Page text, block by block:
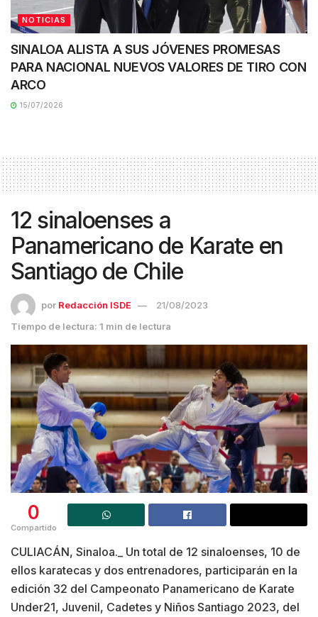
NOTICIAS
SINALOA ALISTA A SUS JÓVENES PROMESAS
PARA NACIONAL NUEVOS VALORES DE TIRO CON
ARCO
15/07/2026
12 sinaloenses a
Panamericano de Karate en
Santiago de Chile
por Redacción ISDE
21/08/2023
Tiempo de lectura: 1 min de lectura
0
Compartido
CULIACÁN, Sinaloa._ Un total de 12 sinaloenses, 10 de
ellos karatecas y dos entrenadores, participarán en la
edición 32 del Campeonato Panamericano de Karate
Under21, Juvenil, Cadetes y Niños Santiago 2023, del